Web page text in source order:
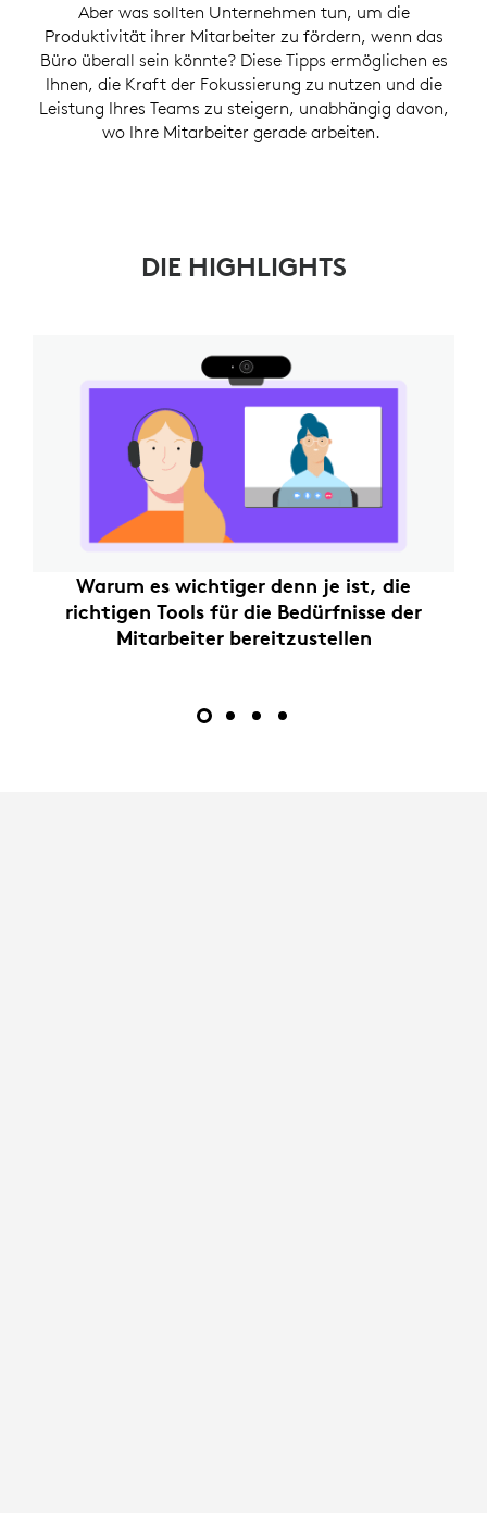
Aber was sollten Unternehmen tun, um die
Produktivität ihrer Mitarbeiter zu fördern, wenn das
Büro überall sein könnte? Diese Tipps ermöglichen es
Ihnen, die Kraft der Fokussierung zu nutzen und die
Leistung Ihres Teams zu steigern, unabhängig davon,
wo Ihre Mitarbeiter gerade arbeiten.
DIE HIGHLIGHTS
Warum es wichtiger denn je ist, die
richtigen Tools für die Bedürfnisse der
Mitarbeiter bereitzustellen